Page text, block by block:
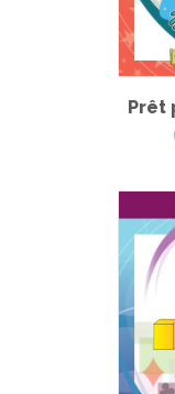
Attention
Prêt